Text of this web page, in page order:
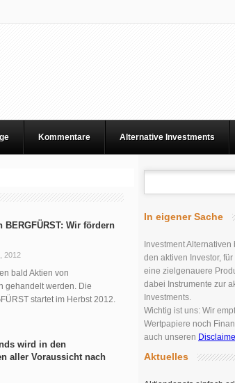
Kommentare Alternative Investments
Wir fördern
2012
bald Aktien von
gehandelt werden. Die
startet im Herbst 2012.
wird in den
aller Voraussicht nach
In eigener Sache
Investment
den aktiven Investor,
eine zielgenauere
dabei Instrumente zur
Investments.
Wichtig ist uns: Wir
Wertpapiere noch
auch unseren
Aktuelles